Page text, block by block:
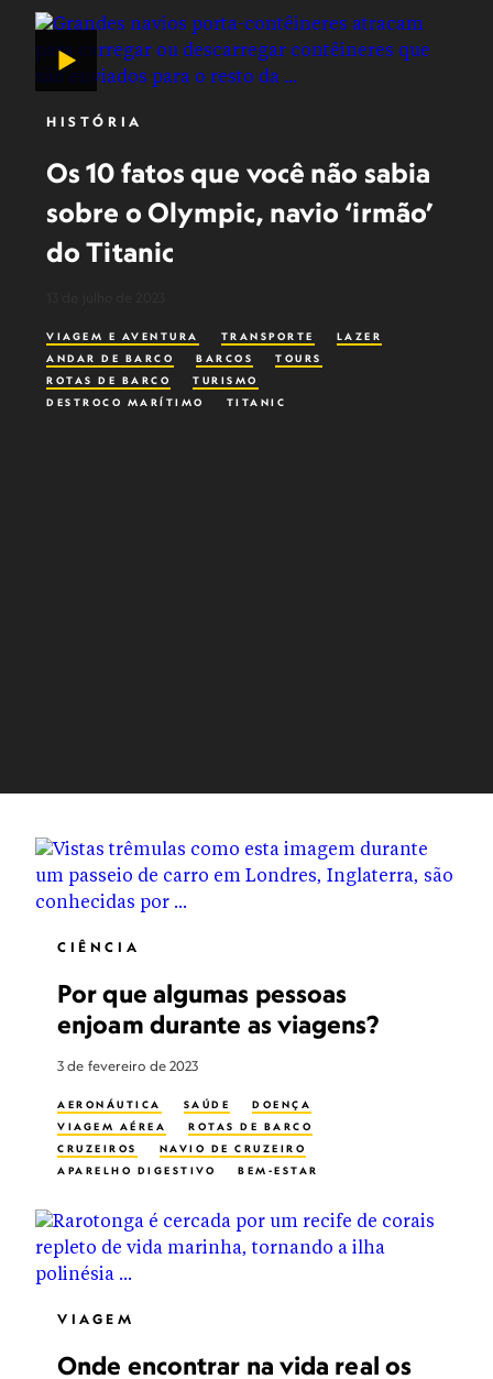
HISTÓRIA
Os 10 fatos que você não sabia
sobre o Olympic, navio ‘irmão’
do Titanic
VIAGEM E AVENTURA TRANSPORTE
LAZER
ANDAR DE BARCO
BARCOS
TOURS
ROTAS DE BARCO
TURISMO
DESTROÇO MARÍTIMO
TITANIC
CIÊNCIA
Por que algumas pessoas
enjoam durante as viagens?
3 de fevereiro de 2023
AERONÁUTICA SAÚDE
DOENÇA
VIAGEM AÉREA
ROTAS DE BARCO
CRUZEIROS
NAVIO DE CRUZEIRO
APARELHO DIGESTIVO
BEM-ESTAR
VIAGEM
Onde encontrar na vida real os